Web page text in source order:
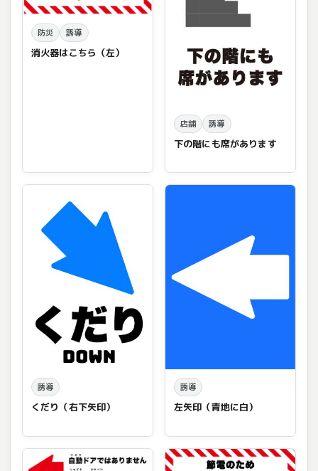
防災 誘導
消火器はこちら（左）
店舗 誘導
下の階にも席があります
誘導
くだり（右下矢印）
誘導
左矢印（青地に白）